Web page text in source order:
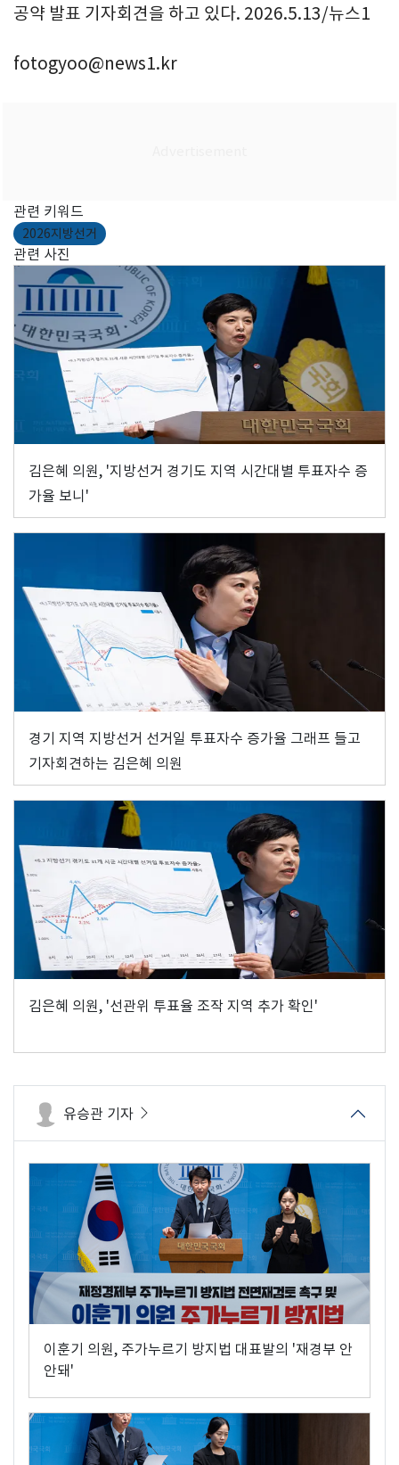
공약 발표 기자회견을 하고 있다. 2026.5.13/뉴스1
fotogyoo@news1.kr
관련 키워드
2026지방선거
관련 사진
김은혜 의원, '지방선거 경기도 지역 시간대별 투표자수 증
가율 보니'
경기 지역 지방선거 선거일 투표자수 증가율 그래프 들고
기자회견하는 김은혜 의원
김은혜 의원, '선관위 투표율 조작 지역 추가 확인'
유승관 기자
이훈기 의원, 주가누르기 방지법 대표발의 '재경부 안
안돼'